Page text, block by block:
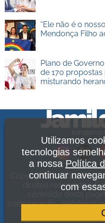
“Ele não é o
Mendonça Filho
Plano de
de 170
misturando
Copyright Jamildo Melo
direitos reservados. É
conteúdo desta
comunicação, eletrônico
Política de
Utilizamos
tecnologias
a nossa Política
continuar
com